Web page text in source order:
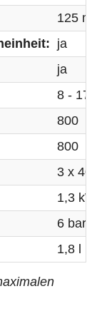
125
ja
ja
8 - 17
800
800
3 x
1,3 kW
6 bar
1,8 l